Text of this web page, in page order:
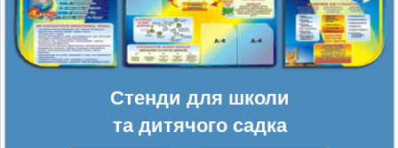
Стенди для школи
та дитячого садка